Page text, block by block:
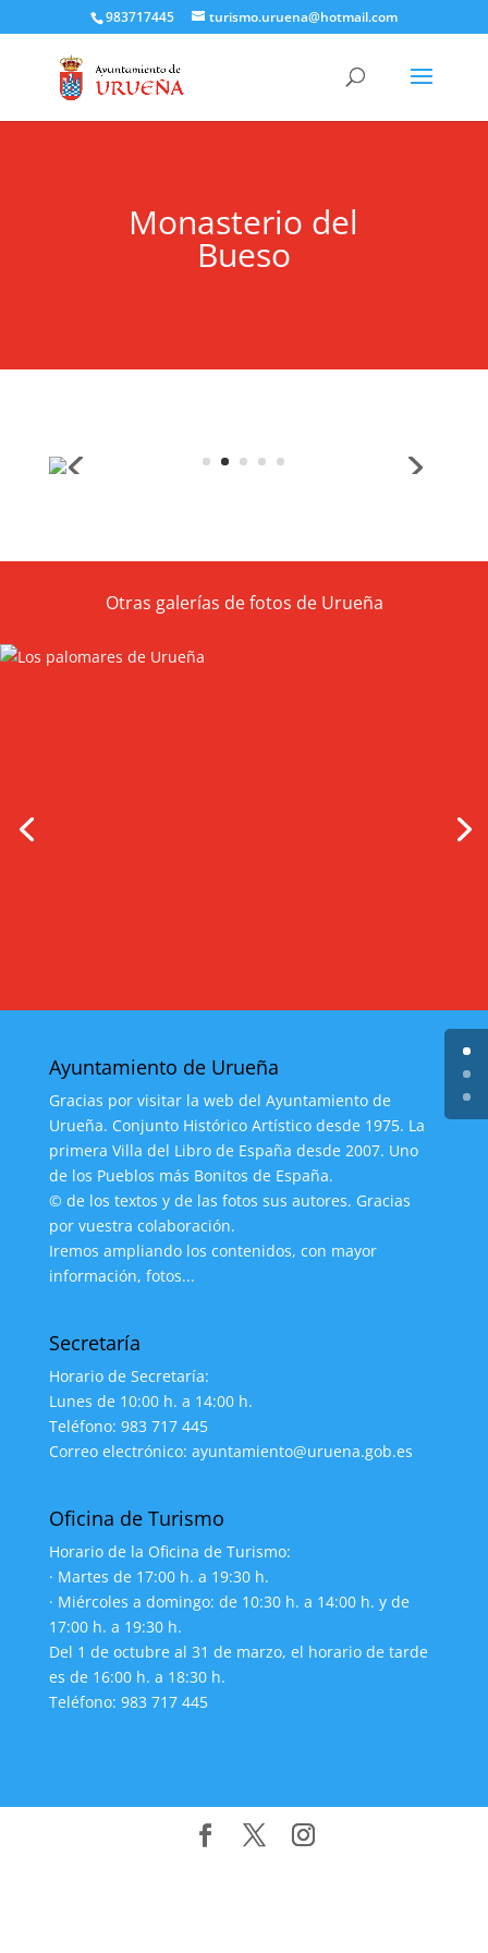
983717445 turismo.uruena@hotmail.com
Monasterio del
Bueso
Otras galerías de fotos de Urueña
Ayuntamiento de Urueña
Gracias por visitar la web del Ayuntamiento de
Urueña. Conjunto Histórico Artístico desde 1975. La
primera Villa del Libro de España desde 2007. Uno
de los Pueblos más Bonitos de España.
© de los textos y de las fotos sus autores. Gracias
por vuestra colaboración.
Iremos ampliando los contenidos, con mayor
información, fotos...
Secretaría
Horario de Secretaría:
Lunes de 10:00 h. a 14:00 h.
Teléfono: 983 717 445
Correo electrónico: ayuntamiento@uruena.gob.es
Oficina de Turismo
Horario de la Oficina de Turismo:
· Martes de 17:00 h. a 19:30 h.
· Miércoles a domingo: de 10:30 h. a 14:00 h. y de
17:00 h. a 19:30 h.
Del 1 de octubre al 31 de marzo, el horario de tarde
es de 16:00 h. a 18:30 h.
Teléfono: 983 717 445